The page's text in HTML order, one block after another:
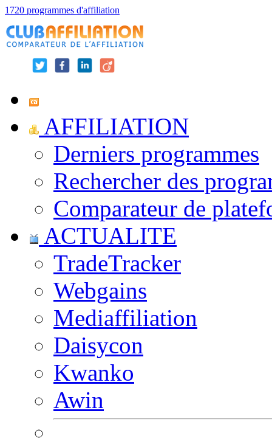
1720 programmes d'affiliation
AFFILIATION
Derniers programmes
Rechercher des
Comparateur de
ACTUALITE
TradeTracker
Webgains
Mediaffiliation
Daisycon
Kwanko
Awin